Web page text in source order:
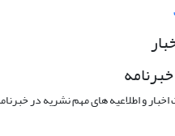
اخبار و اطلاعیه های مهم نشریه در